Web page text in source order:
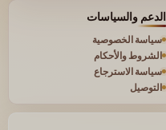
الدعم والسياسات
سياسة الخصوصية
الشروط والأحكام
سياسة الاسترجاع
التوصيل